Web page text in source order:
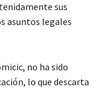
sus
asuntos legales
no ha sido
lo que descarta